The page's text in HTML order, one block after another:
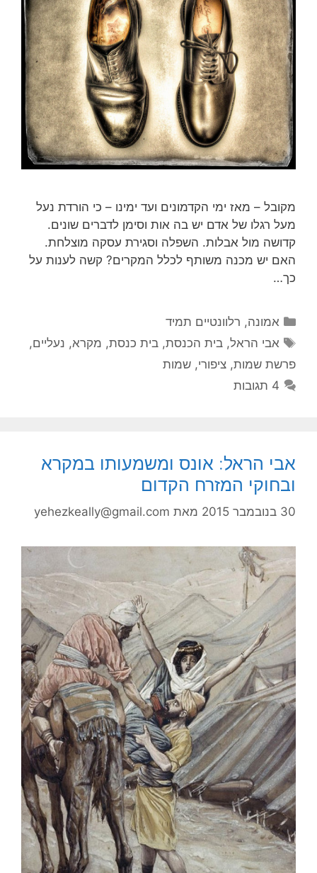
מקובל – מאז ימי הקדמונים ועד ימינו – כי הורדת נעל
מעל רגלו של אדם יש בה אות וסימן לדברים שונים.
קדושה מול אבלות. השפלה וסגירת עסקה מוצלחת.
האם יש מכנה משותף לכלל המקרים? קשה לענות על
כך…
קטגוריות
אמונה, רלוונטיים תמיד
תגיות
אבי הראל,בית הכנסת,בית כנסת, מקרא, נעליים,
פרשת שמות, ציפורי, שמות
4 תגובות
אבי הראל: אונס ומשמעותו במקרא
ובחוקי המזרח הקדום
30 בנובמבר 2015 מאת yehezkeally@gmail.com